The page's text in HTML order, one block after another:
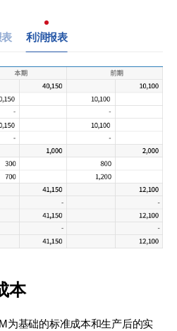
利润报表
本
为基础的标准成本和生产后的实